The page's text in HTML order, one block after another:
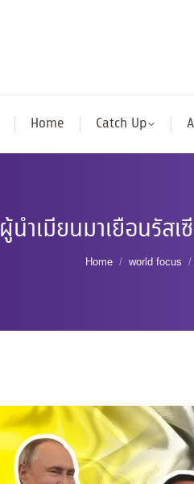
Home Catch Up
ผู้นำเมียนมาเยือนรัส
You are here:
Home world focus